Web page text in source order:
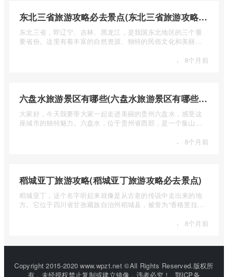
东北三省旅游攻略必去景点(东北三省旅游攻略必去景点视频介绍)
东北三省，即辽宁、吉林、黑龙江，是我国东北地区的三个重
要省份。这里有着丰富的自然资源、独特的民俗文化和美丽的
· 8个月前
六盘水旅游景区有哪些(六盘水旅游景区有哪些景点值得去)
大家好，今天我要带大家一起走进美丽的贵州六盘水，感受这
座城市的独特魅力。六盘水，位于贵州省西部，是一个集山水
· 8个月前
稻城亚丁旅游攻略(稻城亚丁旅游攻略必去景点)
稻城亚丁，这个名字听起来就像是从古老的传说中走出来的地
方。它位于四川省甘孜藏族自治州稻城县，被誉为“香格里拉的
· 8个月前
Copyright 2015-2020 www.wpzt.net ©All Rights Reserved.版权所
有，未经授权禁止复制或建立镜像，违者必究！
鄂ICP备